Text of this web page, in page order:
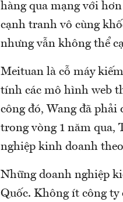
hàng qua mạng với
cạnh tranh vô cùng
nhưng vẫn không thể
Meituan là cỗ máy
tính các mô hình web
công đó, Wang đã
trong vòng 1 năm qua,
nghiệp kinh doanh
Những doanh nghiệp
Quốc. Không ít công